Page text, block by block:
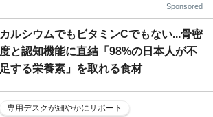
Sponsored
カルシウムでもビタミンCでもない...骨密
度と認知機能に直結「98%の日本人が不
足する栄養素」を取れる食材
専用デスクが細やかにサポート